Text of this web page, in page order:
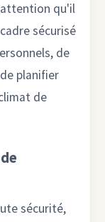
attention qu'il
sécurisé
de
planifier
de
sécurité,